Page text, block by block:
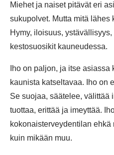
Miehet ja naiset pitävät eri
sukupolvet. Mutta mitä lähes
Hymy, iloisuus,
kestosuosikit kauneudessa.
Iho on paljon, ja itse
kaunista katseltavaa. Iho on
Se suojaa, säätelee, välittää
tuottaa, erittää ja imeyttää.
kokonaisterveydentilan
kuin mikään muu.